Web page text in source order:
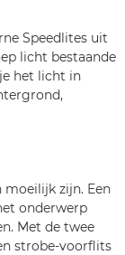
Speedlites uit
licht bestaande
het licht in
zijn. Een
onderwerp
Met de twee
strobe-voorflits